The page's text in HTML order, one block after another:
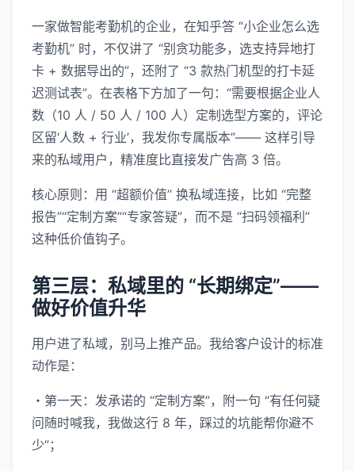
一家做智能考勤机的企业，在知乎答 “小企业怎么选
考勤机” 时，不仅讲了 “别贪功能多，选支持异地打
卡 + 数据导出的”，还附了 “3 款热门机型的打卡延
迟测试表”。在表格下方加了一句：“需要根据企业人
数（10 人 / 50 人 / 100 人）定制选型方案的，评论
区留‘人数 + 行业’，我发你专属版本”—— 这样引导
来的私域用户，精准度比直接发广告高 3 倍。
核心原则：用 “超额价值” 换私域连接，比如 “完整
报告”“定制方案”“专家答疑”，而不是 “扫码领福利”
这种低价值钩子。
第三层：私域里的 “长期绑定”——
做好价值升华
用户进了私域，别马上推产品。我给客户设计的标准
动作是：
・第一天：发承诺的 “定制方案”，附一句 “有任何疑
问随时喊我，我做这行 8 年，踩过的坑能帮你避不
少”；